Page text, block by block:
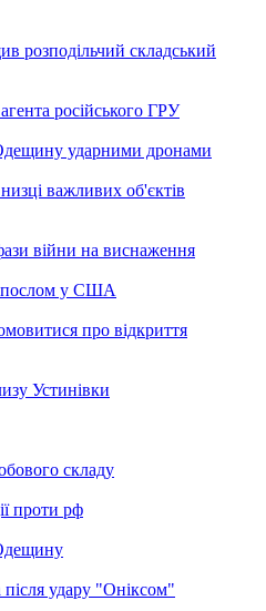
розподільчий складський
російського ГРУ
ударними дронами
важливих об'єктів
війни на виснаження
послом у США
про відкриття
Устинівки
складу
проти рф
удару "Оніксом"